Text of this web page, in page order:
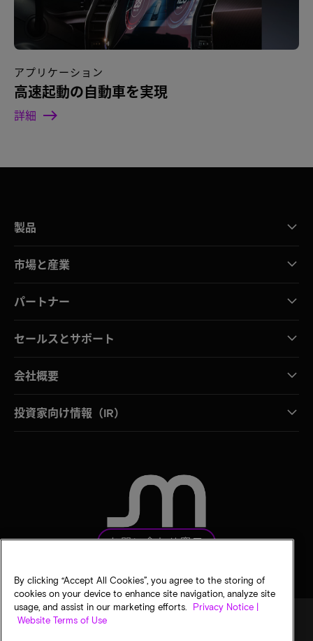
アプリケーション
高速起動の自動車を実現
詳細
製品
市場と産業
パートナー
セールスとサポート
会社概要
投資家向け情報（IR）
お問い合わせ窓口
By clicking “Accept All Cookies”, you agree to the storing of
cookies on your device to enhance site navigation, analyze site
usage, and assist in our marketing efforts.
Privacy Notice |
Website Terms of Use